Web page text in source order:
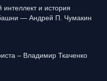
интеллект и история
— Андрей П. Чумакин
– Владимир Ткаченко